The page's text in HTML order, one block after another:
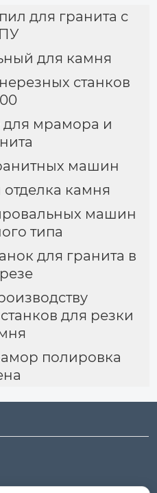
для гранита с
для камня
станков
для мрамора и
машин
отделка камня
машин
типа
для гранита в
для резки
полировка